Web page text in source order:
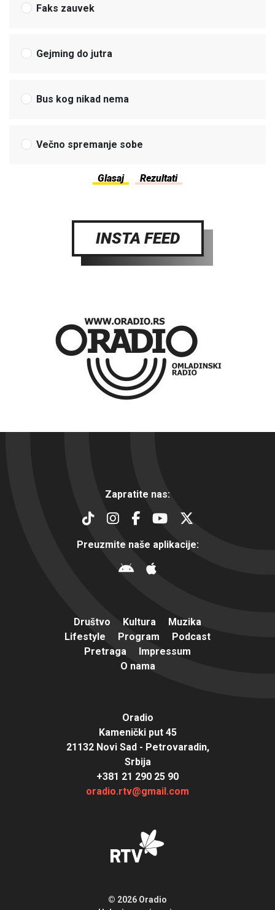
Faks zauvek
Gejming do jutra
Bus kog nikad nema
Večno spremanje sobe
INSTA FEED
Zapratite nas:
Preuzmite naše aplikacije:
Društvo Kultura
Muzika
Lifestyle
Program
Podcast
Pretraga
Impressum
O nama
Oradio
Kamenički put 45
21132 Novi Sad - Petrovaradin,
Srbija
+381 21 290 25 90
oradio.rtv@gmail.com
© 2026 Oradio